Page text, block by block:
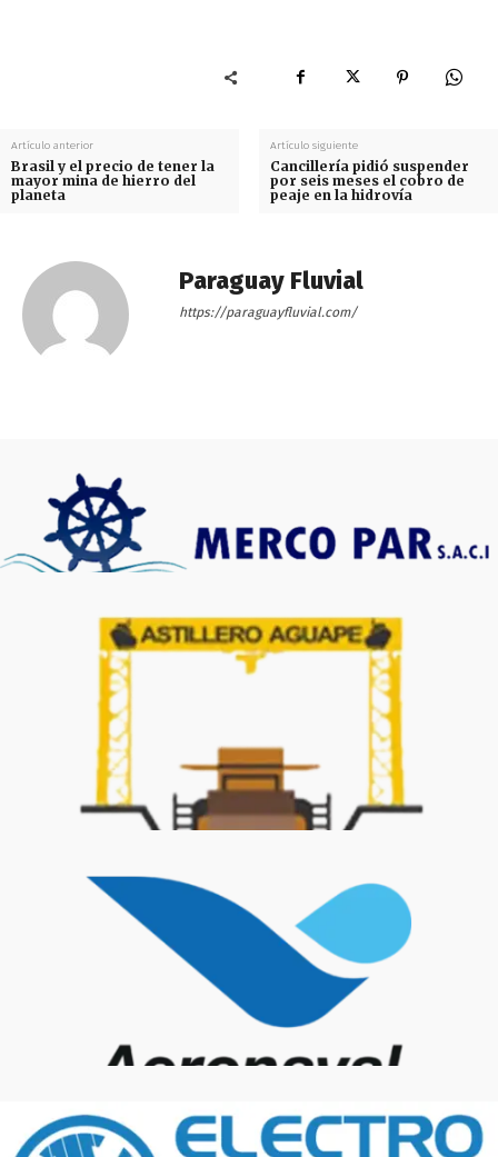
Artículo anterior
Brasil y el precio de tener la
mayor mina de hierro del
planeta
Artículo siguiente
Cancillería pidió suspender
por seis meses el cobro de
peaje en la hidrovía
Paraguay Fluvial
https://paraguayfluvial.com/